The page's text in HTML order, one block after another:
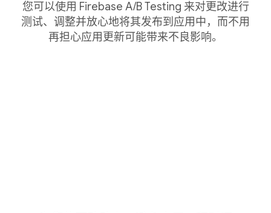
您可以使用 Firebase A/B Testing 来对更改进行
测试、调整并放心地将其发布到应用中，而不用
再担心应用更新可能带来不良影响。